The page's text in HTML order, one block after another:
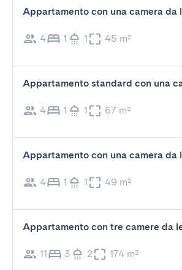
Appartamento con una camera da
4 1 1 45 m²
Appartamento standard con una
4 1 1 67 m²
Appartamento con una camera da
4 1 1 49 m²
Appartamento con tre camere da
11 3 2 174 m²